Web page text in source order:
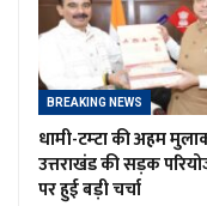
BREAKING NEWS
धामी-टम्टा की अहम
उत्तराखंड की सड़क
पर हुई बड़ी चर्चा